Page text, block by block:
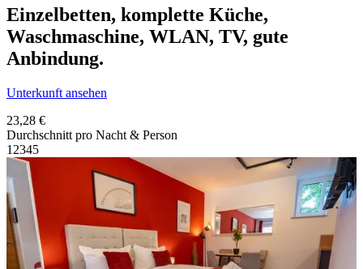
Einzelbetten, komplette Küche,
Waschmaschine, WLAN, TV, gute
Anbindung.
Unterkunft ansehen
23,28 €
Durchschnitt pro Nacht & Person
1 2345